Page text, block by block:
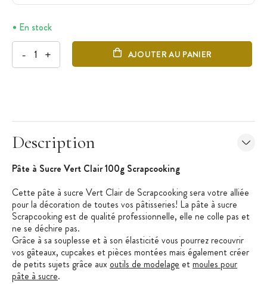
En stock
- + AJOUTER AU PANIER
Description
Pâte à Sucre Vert Clair 100g Scrapcooking
Cette pâte à sucre Vert Clair de Scrapcooking sera votre alliée
pour la décoration de toutes vos pâtisseries! La pâte à sucre
Scrapcooking est de qualité professionnelle, elle ne colle pas et
ne se déchire pas.
Grâce à sa souplesse et à son élasticité vous pourrez recouvrir
vos gâteaux, cupcakes et pièces montées mais également créer
de petits sujets grâce aux outils de modelage etmoules pour
pâte à sucre.